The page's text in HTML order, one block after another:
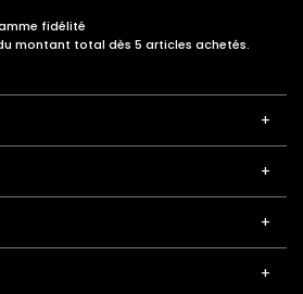
fidélité
montant total dès 5 articles achetés.